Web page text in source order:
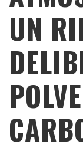
UN